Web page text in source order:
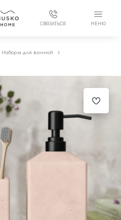
СВЯЗАТЬСЯ МЕНЮ
Наборы для ванной